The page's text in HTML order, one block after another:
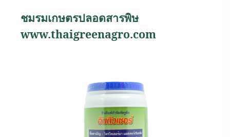
ชมรมเกษตรปลอดสารพิษ
www.thaigreenagro.com